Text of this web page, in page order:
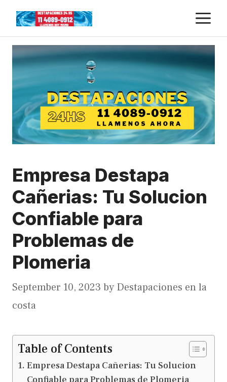
content
Empresa Destapa
Cañerias: Tu Solucion
Confiable para
Problemas de
Plomeria
September 10, 2023 by Destapaciones en la
costa
Table of Contents
Empresa Destapa Cañerias: Tu Solucion
Confiable para Problemas de Plomeria